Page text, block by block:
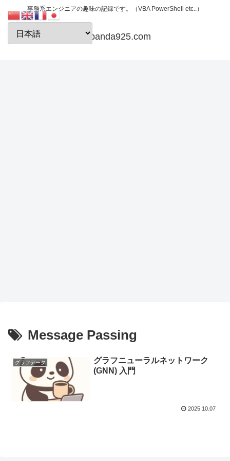
事務系エンジニアの趣味の記録です。（VBA PowerShell etc..）
papanda925.com
Message Passing
グラフデータ
グラフニューラルネットワーク
(GNN) 入門
2025.10.07